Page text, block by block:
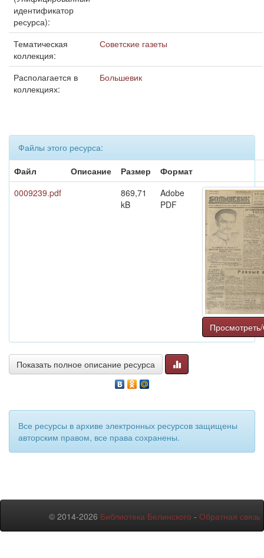
идентификатор
ресурса):
Тематическая
коллекция:
Советские газеты
Располагается в
коллекциях:
Большевик
Файлы этого ресурса:
Файл
Описание Размер
Формат
0009239.pdf
869,71
kB
Adobe
PDF
Показать полное описание ресурса
Все ресурсы в архиве электронных ресурсов защищены
авторским правом, все права сохранены.
© 2014-2026 Библиотека Белинского - Обратная связь